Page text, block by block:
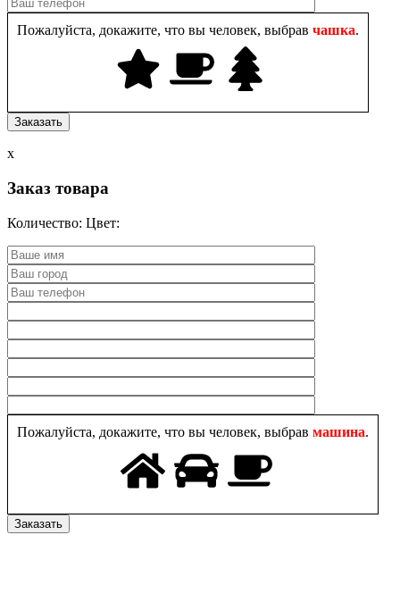
Пожалуйста, докажите, что вы человек, выбрав чашка.
x
Заказ товара
Количество: Цвет:
Пожалуйста, докажите, что вы человек, выбрав машина.